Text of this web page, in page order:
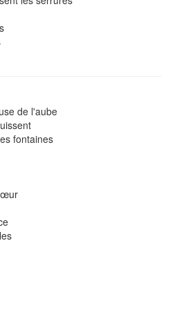
de l'aube
fontaines